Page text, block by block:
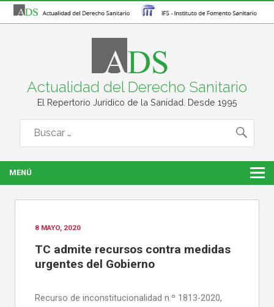
Actualidad del Derecho Sanitario
El Repertorio Jurídico de la Sanidad. Desde 1995
MENÚ
8 MAYO, 2020
TC admite recursos contra medidas
urgentes del Gobierno
Recurso de inconstitucionalidad n.º 1813-2020,